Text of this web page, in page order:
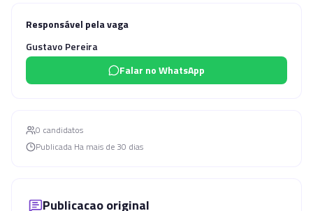
Responsável pela vaga
Gustavo Pereira
Falar no WhatsApp
0 candidatos
Publicada Ha mais de 30 dias
Publicacao original